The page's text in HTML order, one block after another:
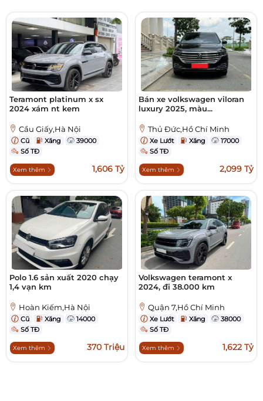
Teramont platinum x sx
2024 xám nt kem
Cầu Giấy,Hà Nội
Cũ Xăng
39000
Số TĐ
Xem thêm 1,606 Tỷ
Bán xe volkswagen viloran
luxury 2025, màu...
Thủ Đức,Hồ Chí Minh
Xe Lướt Xăng
17000
Số TĐ
Xem thêm 2,099 Tỷ
Polo 1.6 sản xuất 2020 chạy
1,4 vạn km
Hoàn Kiếm,Hà Nội
Cũ Xăng
14000
Số TĐ
Xem thêm 370 Triệu
Volkswagen teramont x
2024, đi 38.000 km
Quận 7,Hồ Chí Minh
Xe Lướt Xăng
38000
Số TĐ
Xem thêm 1,622 Tỷ